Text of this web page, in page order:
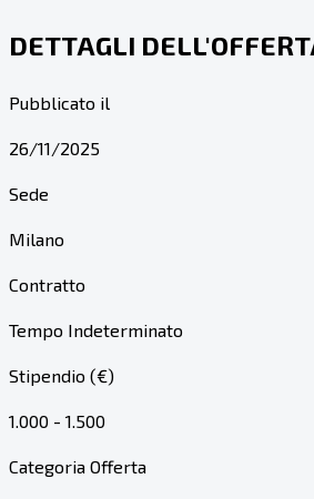
DETTAGLI
Pubblicato il
26/11/2025
Sede
Milano
Contratto
Tempo Indeterminato
Stipendio (€)
1.000 - 1.500
Categoria Offerta